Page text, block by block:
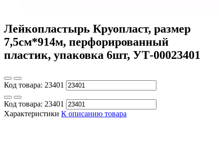
Лейкопластырь Круопласт, размер
7,5см*914м, перфорированный
пластик, упаковка 6шт, УТ-00023401
Код товара: 23401
Код товара: 23401
Характеристики К описанию товара